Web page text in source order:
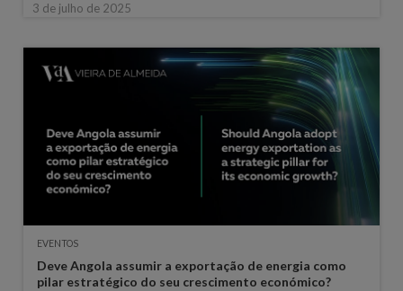
3 de julho de 2025
EVENTOS
Deve Angola assumir a exportação de energia como
pilar estratégico do seu crescimento económico?